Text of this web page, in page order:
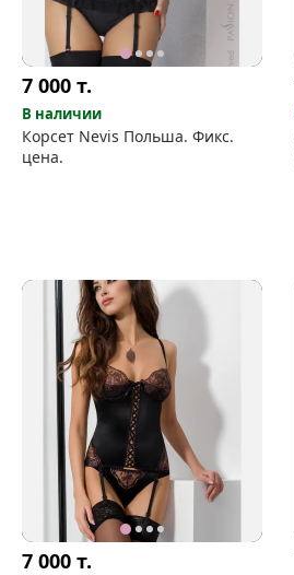
7 000 т.
В наличии
Корсет Nevis Польша. Фикс.
цена.
7 000 т.